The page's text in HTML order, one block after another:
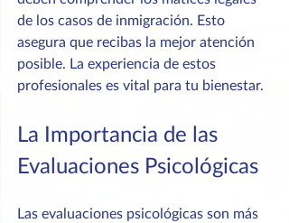
de los casos de inmigración. Esto
asegura que recibas la mejor atención
posible. La experiencia de estos
profesionales es vital para tu bienestar.
La Importancia de las
Evaluaciones Psicológicas
Las evaluaciones psicológicas son más